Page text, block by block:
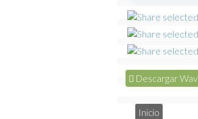
Descargar Wav
Inicio